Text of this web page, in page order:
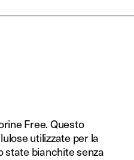
Free. Questo
utilizzate per la
state bianchite senza